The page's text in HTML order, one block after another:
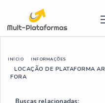
INÍCIO INFORMAÇÕES
LOCAÇÃO DE PLATAFORMA
FORA